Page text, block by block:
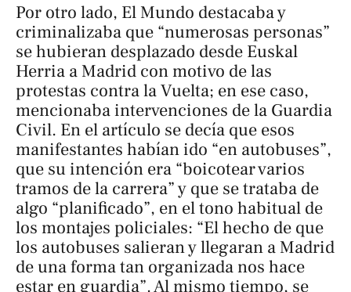
Por otro lado, El Mundo destacaba y
criminalizaba que “numerosas personas”
se hubieran desplazado desde Euskal
Herria a Madrid con motivo de las
protestas contra la Vuelta; en ese caso,
mencionaba intervenciones de la Guardia
Civil. En el artículo se decía que esos
manifestantes habían ido “en autobuses”,
que su intención era “boicotear varios
tramos de la carrera” y que se trataba de
algo “planificado”, en el tono habitual de
los montajes policiales: “El hecho de que
los autobuses salieran y llegaran a Madrid
de una forma tan organizada nos hace
estar en guardia”. Al mismo tiempo, se